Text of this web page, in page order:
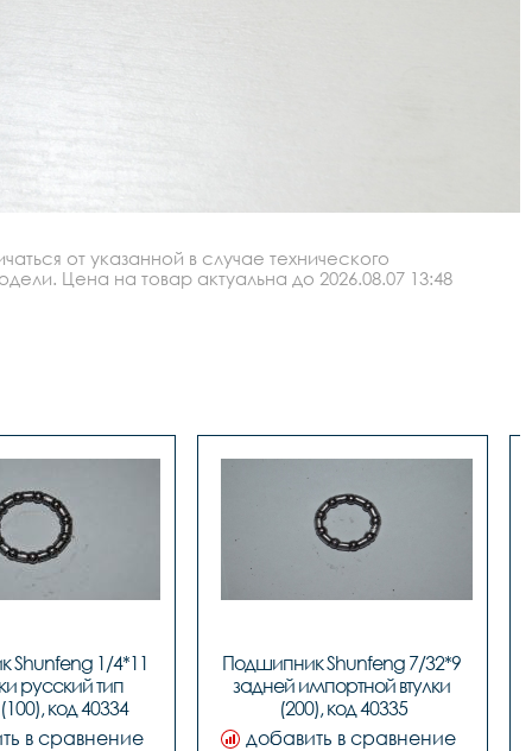
от указанной в случае технического
Цена на товар актуальна до 2026.08.07 13:48
Shunfeng 1/4*11
русский тип
код 40334
в сравнение
Подшипник Shunfeng 7/32*9
задней импортной втулки
(200), код 40335
добавить в сравнение